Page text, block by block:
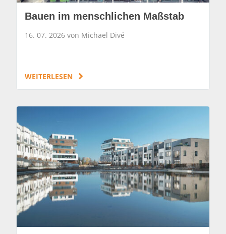
Bauen im menschlichen Maßstab
16. 07. 2026 von Michael Divé
WEITERLESEN